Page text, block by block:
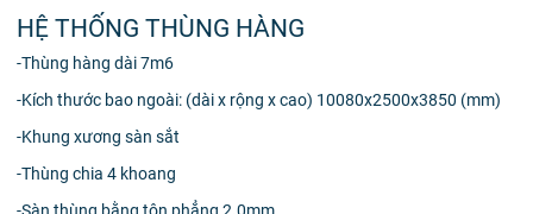
HỆ THỐNG THÙNG HÀNG
-Thùng hàng dài 7m6
-Kích thước bao ngoài: (dài x rộng x cao) 10080x2500x3850 (mm)
-Khung xương sàn sắt
-Thùng chia 4 khoang